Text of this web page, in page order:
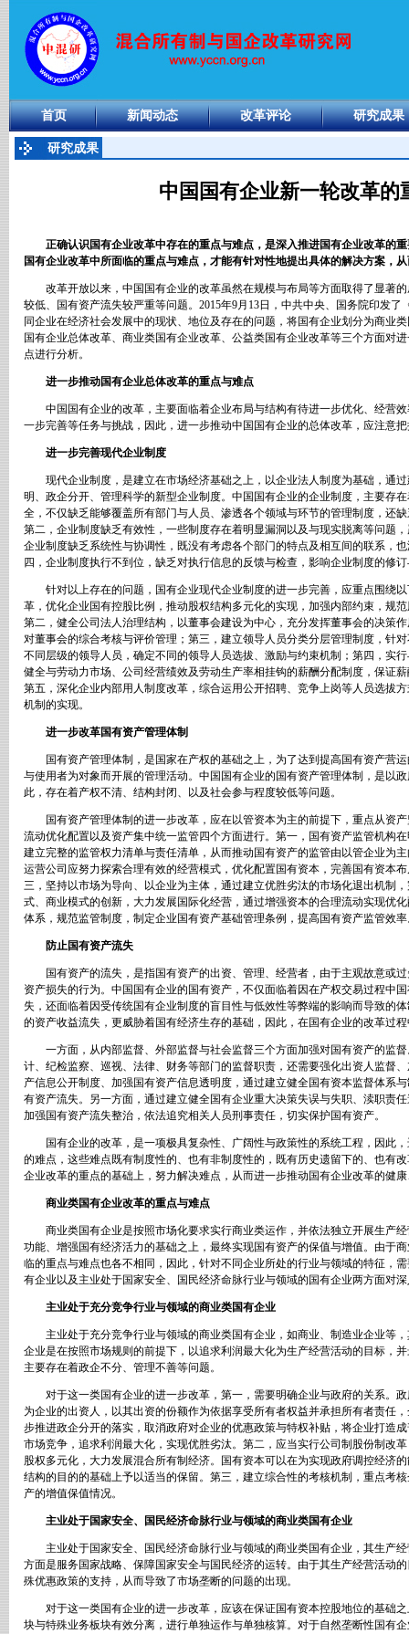
首页 新闻动态 改革评论 研究成果
研究成果
中国国有企业新一轮改革的
正确认识国有企业改革中存在的重点与难点，是深入推进国有企业改革的
国有企业改革中所面临的重点与难点，才能有针对性地提出具体的解决方案，
改革开放以来，中国国有企业的改革虽然在规模与布局等方面取得了显著的
较低、国有资产流失较严重等问题。 2015年9月 13日，中共中央、国务院印发了
同企业在经济社会发展中的现状、地位及存在的问题，将国有企业划分为商业
国有企业总体改革、商业类国有企业改革、公益类国有企业改革等三个方面对
点进行分析。
进一步推动国有企业总体改革的重点与难点
中国国有企业的改革，主要面临着企业布局与结构有待进一步优化、经营效
一步完善等任务与挑战，因此，进一步推动中国国有企业的总体改革，应注意
进一步完善现代企业制度
现代企业制度，是建立在市场经济基础之上，以企业法人制度为基础，通过
明、政企分开、管理科学的新型企业制度。中国国有企业的企业制度，主要存
全，不仅缺乏能够覆盖所有部门与人员、渗透各个领域与环节的管理制度，还
第二，企业制度缺乏有效性，一些制度存在着明显漏洞以及与现实脱离等问题
企业制度缺乏系统性与协调性，既没有考虑各个部门的特点及相互间的联系，
四，企业制度执行不到位，缺乏对执行信息的反馈与检查，影响企业制度的修
针对以上存在的问题，国有企业现代企业制度的进一步完善，应重点围绕以
革，优化企业国有控股比例，推动股权结构多元化的实现，加强内部约束，规
第二，健全公司法人治理结构，以董事会建设为中心，充分发挥董事会的决策
对董事会的综合考核与评价管理；第三，建立领导人员分类分层管理制度，针
不同层级的领导人员，确定不同的领导人员选拔、激励与约束机制；第四，实
健全与劳动力市场、公司经营绩效及劳动生产率相挂钩的薪酬分配制度，保证
第五，深化企业内部用人制度改革，综合运用公开招聘、竞争上岗等人员选拔
机制的实现。
进一步改革国有资产管理体制
国有资产管理体制，是国家在产权的基础之上，为了达到提高国有资产营运
与使用者为对象而开展的管理活动。中国国有企业的国有资产管理体制，是以
此，存在着产权不清、结构封闭、以及社会参与程度较低等问题。
国有资产管理体制的进一步改革，应在以管资本为主的前提下，重点从资产
流动优化配置以及资产集中统一监管四个方面进行。第一，国有资产监管机构
建立完整的监管权力清单与责任清单，从而推动国有资产的监管由以管企业为
运营公司应努力探索合理有效的经营模式，优化配置国有资本，完善国有资本
三，坚持以市场为导向、以企业为主体，通过建立优胜劣汰的市场化退出机制
式、商业模式的创新，大力发展国际化经营，通过增强资本的合理流动实现优
体系，规范监管制度，制定企业国有资产基础管理条例，提高国有资产监管效
防止国有资产流失
国有资产的流失，是指国有资产的出资、管理、经营者，由于主观故意或过
资产损失的行为。中国国有企业的国有资产，不仅面临着因在产权交易过程中
失，还面临着因受传统国有企业制度的盲目性与低效性等弊端的影响而导致的
的资产收益流失，更威胁着国有经济生存的基础，因此，在国有企业的改革过
一方面，从内部监督、外部监督与社会监督三个方面加强对国有资产的监督
计、纪检监察、巡视、法律、财务等部门的监督职责，还需要强化出资人监督
产信息公开制度、加强国有资产信息透明度，通过建立健全国有资本监督体系
有资产流失。另一方面，通过建立健全国有企业重大决策失误与失职、渎职责
加强国有资产流失整治，依法追究相关人员刑事责任，切实保护国有资产。
国有企业的改革，是一项极具复杂性、广阔性与政策性的系统工程，因此，
的难点，这些难点既有制度性的、也有非制度性的，既有历史遗留下的、也有
企业改革的重点的基础上，努力解决难点，从而进一步推动国有企业改革的健
商业类国有企业改革的重点与难点
商业类国有企业是按照市场化要求实行商业类运作，并依法独立开展生产经
功能、增强国有经济活力的基础之上，最终实现国有资产的保值与增值。由于
临的重点与难点也各不相同，因此，针对不同企业所处的行业与领域的特征，
有企业以及主业处于国家安全、国民经济命脉行业与领域的国有企业两方面对
主业处于充分竞争行业与领域的商业类国有企业
主业处于充分竞争行业与领域的商业类国有企业，如商业、制造业企业等，
企业是在按照市场规则的前提下，以追求利润最大化为生产经营活动的目标，
主要存在着政企不分、管理不善等问题。
对于这一类国有企业的进一步改革，第一，需要明确企业与政府的关系。政
为企业的出资人，以其出资的份额作为依据享受所有者权益并承担所有者责任
步推进政企分开的落实，取消政府对企业的优惠政策与特权补贴，将企业打造
市场竞争，追求利润最大化，实现优胜劣汰。第二，应当实行公司制股份制改
股权多元化，大力发展混合所有制经济。国有资本可以在为实现政府调控经济
结构的目的的基础上予以适当的保留。第三，建立综合性的考核机制，重点考
产的增值保值情况。
主业处于国家安全、国民经济命脉行业与领域的商业类国有企业
主业处于国家安全、国民经济命脉行业与领域的商业类国有企业，其生产经
方面是服务国家战略、保障国家安全与国民经济的运转。由于其生产经营活动
殊优惠政策的支持，从而导致了市场垄断的问题的出现。
对于这一类国有企业的进一步改革，应该在保证国有资本控股地位的基础之
块与特殊业务板块有效分离，进行单独运作与单独核算。对于自然垄断性国有